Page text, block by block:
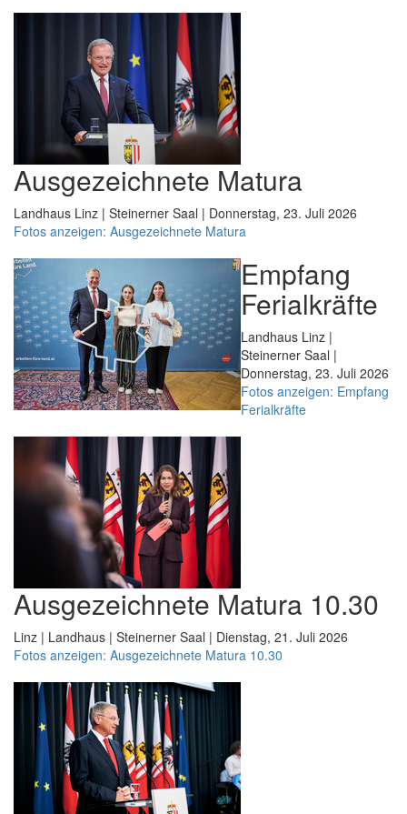
Ausgezeichnete Matura
Landhaus Linz | Steinerner Saal | Donnerstag, 23. Juli 2026
Fotos anzeigen: Ausgezeichnete Matura
Empfang
Ferialkräfte
Landhaus Linz |
Steinerner Saal |
Donnerstag, 23. Juli 2026
Fotos anzeigen: Empfang
Ferialkräfte
Ausgezeichnete Matura 10.30
Linz | Landhaus | Steinerner Saal | Dienstag, 21. Juli 2026
Fotos anzeigen: Ausgezeichnete Matura 10.30